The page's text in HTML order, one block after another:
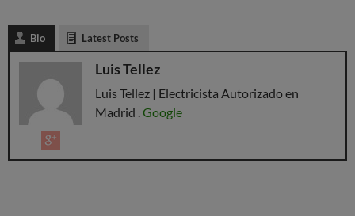
Bio Latest Posts
Luis Tellez
Luis Tellez | Electricista Autorizado en
Madrid .Google